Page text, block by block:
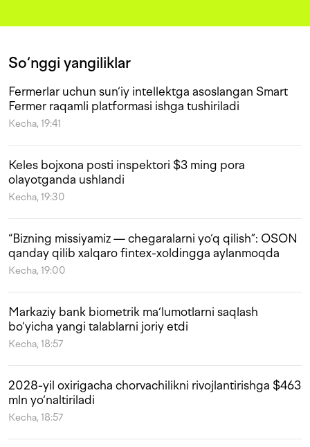
So‘nggi yangiliklar
Fermerlar uchun sun‘iy intellektga asoslangan Smart
Fermer raqamli platformasi ishga tushiriladi
Kecha, 19:41
Keles bojxona posti inspektori $3 ming pora
olayotganda ushlandi
Kecha, 19:30
“Bizning missiyamiz — chegaralarni yo‘q qilish”: OSON
qanday qilib xalqaro fintex-xoldingga aylanmoqda
Kecha, 19:00
Markaziy bank biometrik ma‘lumotlarni saqlash
bo‘yicha yangi talablarni joriy etdi
Kecha, 18:57
2028-yil oxirigacha chorvachilikni rivojlantirishga $463
mln yo‘naltiriladi
Kecha, 18:57